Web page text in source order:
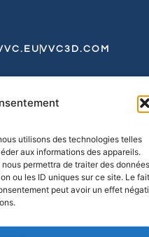
utilisons des technologies telles
aux informations des appareils.
permettra de traiter des données
ou les ID uniques sur ce site. Le fait
peut avoir un effet
VVC3D.COM
Expédition et Livraison
Rights Reserved